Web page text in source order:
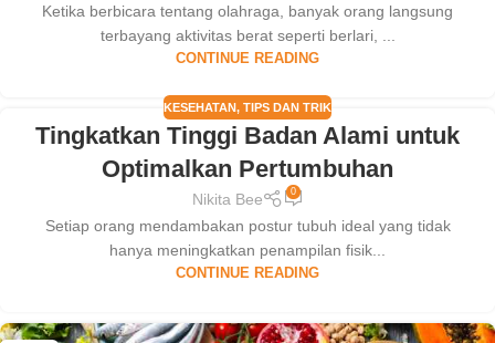
Ketika berbicara tentang olahraga, banyak orang langsung
terbayang aktivitas berat seperti berlari, ...
CONTINUE READING
KESEHATAN, TIPS DAN TRIK
Tingkatkan Tinggi Badan Alami untuk
Optimalkan Pertumbuhan
Nikita Bee 0
Setiap orang mendambakan postur tubuh ideal yang tidak
hanya meningkatkan penampilan fisik...
CONTINUE READING